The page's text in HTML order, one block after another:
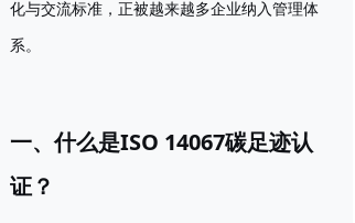
化与交流标准，正被越来越多企业纳入管理体
系。
一、什么是ISO 14067碳足迹认
证？